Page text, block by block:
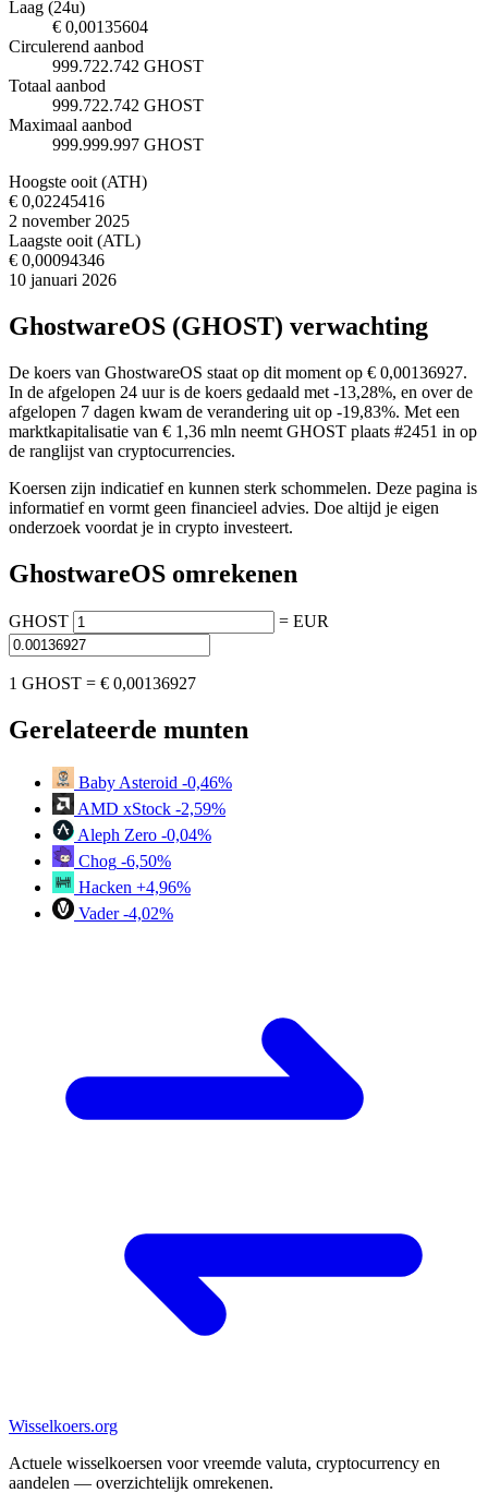
Laag (24u)
€ 0,00135604
Circulerend aanbod
999.722.742 GHOST
Totaal aanbod
999.722.742 GHOST
Maximaal aanbod
999.999.997 GHOST
Hoogste ooit (ATH)
€ 0,02245416
2 november 2025
Laagste ooit (ATL)
€ 0,00094346
10 januari 2026
GhostwareOS (GHOST) verwachting
De koers van GhostwareOS staat op dit moment op € 0,00136927.
In de afgelopen 24 uur is de koers gedaald met -13,28%, en over de
afgelopen 7 dagen kwam de verandering uit op -19,83%. Met een
marktkapitalisatie van € 1,36 mln neemt GHOST plaats #2451 in op
de ranglijst van cryptocurrencies.
Koersen zijn indicatief en kunnen sterk schommelen. Deze pagina is
informatief en vormt geen financieel advies. Doe altijd je eigen
onderzoek voordat je in crypto investeert.
GhostwareOS omrekenen
GHOST = EUR
1 GHOST = € 0,00136927
Gerelateerde munten
Baby Asteroid -0,46%
AMD xStock -2,59%
Aleph Zero -0,04%
Chog -6,50%
Hacken +4,96%
Vader -4,02%
Wisselkoers.org
Actuele wisselkoersen voor vreemde valuta, cryptocurrency en
aandelen — overzichtelijk omrekenen.